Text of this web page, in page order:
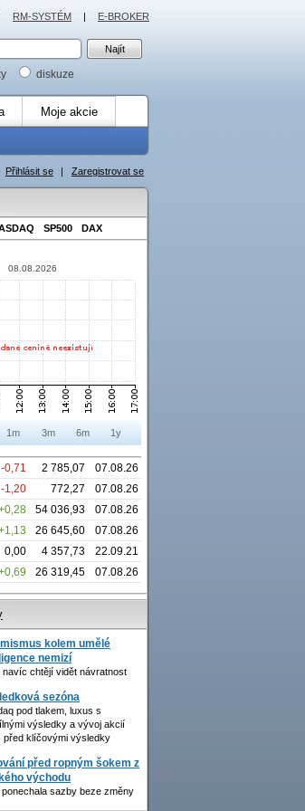
diskuze
Moje akcie
Přihlásit se | Zaregistrovat se
SP500 DAX
08.08.2026
1m 3m 6m 1y
-0,71 2 785,07
07.08.26
-1,20 772,27
07.08.26
54 036,93
07.08.26
26 645,60
07.08.26
0,00 4 357,73
22.09.21
26 319,45 07.08.26
kolem umělé
nemizí
navíc chtějí vidět návratnost
sezóna
pod tlakem, luxus s
výsledky a vývoj akcií
před klíčovými výsledky
před ropným šokem z
východu
ponechala sazby beze změny
RM-SYSTÉM | E-BROKER